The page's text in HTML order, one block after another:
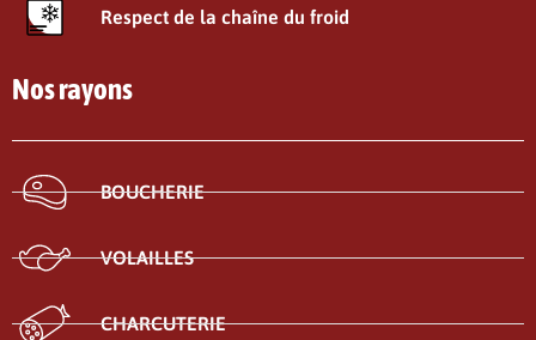
Respect de la chaîne du froid
Nos rayons
BOUCHERIE
VOLAILLES
CHARCUTERIE